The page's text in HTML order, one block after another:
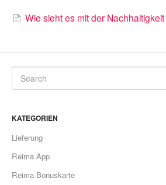
Wie sieht es mit der
KATEGORIEN
Lieferung
Reima App
Reima Bonuskarte